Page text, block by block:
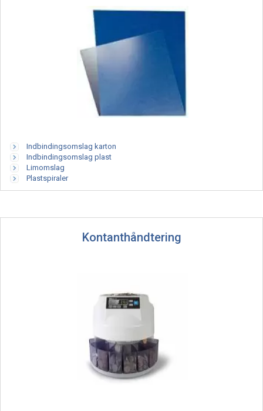
Indbindingsomslag karton
Indbindingsomslag plast
Limomslag
Plastspiraler
Kontanthåndtering